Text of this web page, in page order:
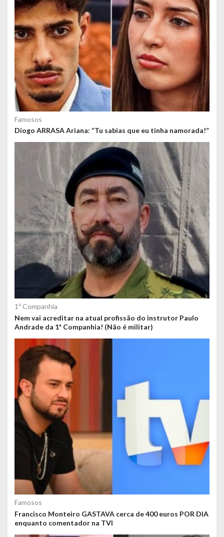
Famosos
Diogo ARRASA Ariana: “Tu sabias que eu tinha namorada!”
1ª Companhia
Nem vai acreditar na atual profissão do instrutor Paulo
Andrade da 1ª Companhia! (Não é militar)
Famosos
Francisco Monteiro GASTAVA cerca de 400 euros POR DIA
enquanto comentador na TVI